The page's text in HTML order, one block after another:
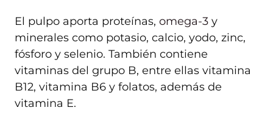
El pulpo aporta proteínas, omega-3 y
minerales como potasio, calcio, yodo, zinc,
fósforo y selenio. También contiene
vitaminas del grupo B, entre ellas vitamina
B12, vitamina B6 y folatos, además de
vitamina E.